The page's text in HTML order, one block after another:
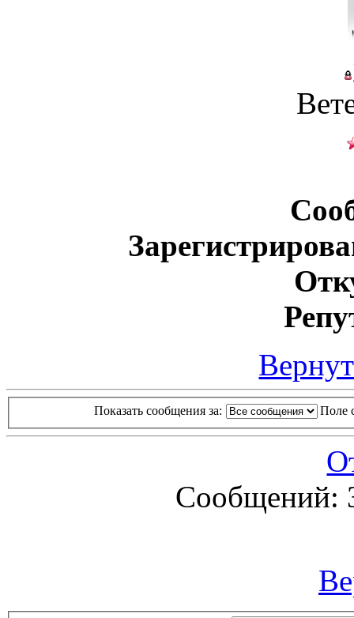
Показать сообщения за: Поле
Сообщений: